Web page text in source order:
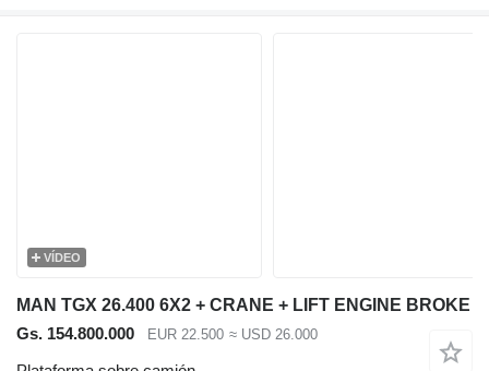
VÍDEO
MAN TGX 26.400 6X2 + CRANE + LIFT ENGINE BROKE
Gs. 154.800.000
EUR 22.500 ≈ USD 26.000